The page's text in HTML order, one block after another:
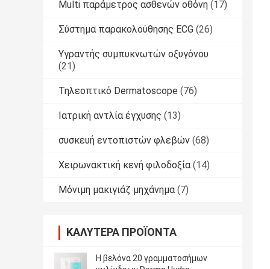
Multi παράμετρος ασθενών οθόνη (17)
Σύστημα παρακολούθησης ECG (26)
Υγραντής συμπυκνωτών οξυγόνου
(21)
Τηλεοπτικό Dermatoscope (76)
Ιατρική αντλία έγχυσης (13)
συσκευή εντοπιστών φλεβών (68)
Χειρωνακτική κενή φιλοδοξία (14)
Μόνιμη μακιγιάζ μηχάνημα (7)
ΚΑΛΎΤΕΡΑ ΠΡΟΪΌΝΤΑ
Η βελόνα 20 γραμματοσήμων